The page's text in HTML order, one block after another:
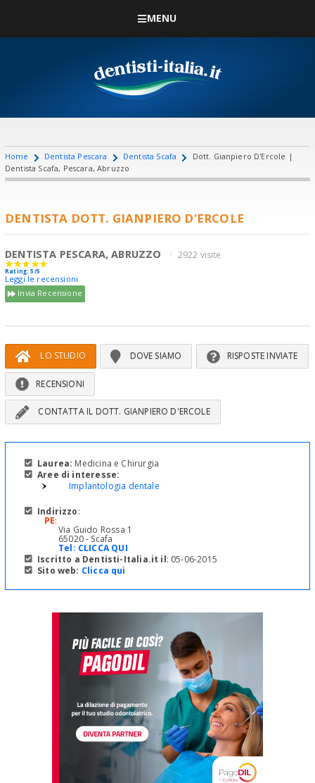
MENU
Home Dentista Pescara Dentista Scafa
Dott. Gianpiero D'Ercole |
Dentista Scafa, Pescara, Abruzzo
DENTISTA DOTT. GIANPIERO D'ERCOLE
DENTISTA PESCARA, ABRUZZO 2922 visite
Rating: 5/5
Leggi le recensioni
Invia Recensione
LO STUDIO DOVE SIAMO RISPOSTE INVIATE
RECENSIONI
CONTATTA IL DOTT. GIANPIERO D'ERCOLE
Laurea: Medicina e Chirurgia
Aree di interesse:
Implantologia dentale
Indirizzo:
PE:
Via Guido Rossa 1
65020 - Scafa
Tel: CLICCA QUI
Iscritto a Dentisti-Italia.it il: 05-06-2015
Sito web: Clicca qui